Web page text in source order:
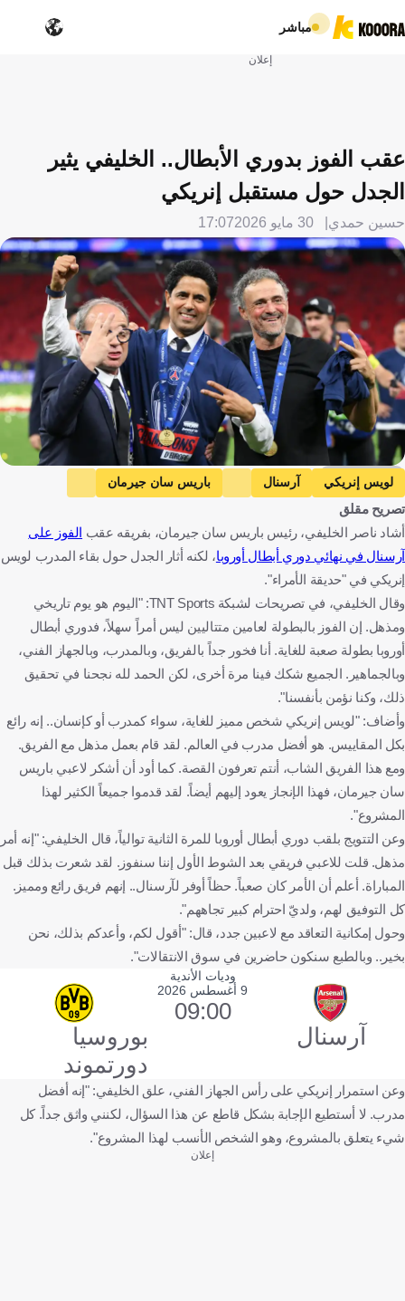
مباشر
إعلان
عقب الفوز بدوري الأبطال.. الخليفي يثير
الجدل حول مستقبل إنريكي
حسين حمدي 30 مايو 2026 17:07
Getty Images
لويس إنريكي آرسنال
باريس سان جيرمان
دوري أبطال أوروبا
تصريح مقلق
أشاد ناصر الخليفي، رئيس باريس سان جيرمان، بفريقه عقب الفوز على
آرسنال في نهائي دوري أبطال أوروبا، لكنه أثار الجدل حول بقاء المدرب لويس
إنريكي في "حديقة الأمراء".
وقال الخليفي، في تصريحات لشبكة TNT Sports: "اليوم هو يوم تاريخي
ومذهل. إن الفوز بالبطولة لعامين متتاليين ليس أمراً سهلاً، فدوري أبطال
أوروبا بطولة صعبة للغاية. أنا فخور جداً بالفريق، وبالمدرب، وبالجهاز الفني،
وبالجماهير. الجميع شكك فينا مرة أخرى، لكن الحمد لله نجحنا في تحقيق
ذلك، وكنا نؤمن بأنفسنا".
وأضاف: "لويس إنريكي شخص مميز للغاية، سواء كمدرب أو كإنسان.. إنه رائع
بكل المقاييس. هو أفضل مدرب في العالم. لقد قام بعمل مذهل مع الفريق.
ومع هذا الفريق الشاب، أنتم تعرفون القصة. كما أود أن أشكر لاعبي باريس
سان جيرمان، فهذا الإنجاز يعود إليهم أيضاً. لقد قدموا جميعاً الكثير لهذا
المشروع".
وعن التتويج بلقب دوري أبطال أوروبا للمرة الثانية توالياً، قال الخليفي: "إنه أمر
مذهل. قلت للاعبي فريقي بعد الشوط الأول إننا سنفوز. لقد شعرت بذلك قبل
المباراة. أعلم أن الأمر كان صعباً. حظاً أوفر لآرسنال.. إنهم فريق رائع ومميز.
كل التوفيق لهم، ولديّ احترام كبير تجاههم".
وحول إمكانية التعاقد مع لاعبين جدد، قال: "أقول لكم، وأعدكم بذلك، نحن
بخير.. وبالطبع سنكون حاضرين في سوق الانتقالات".
وديات الأندية
آرسنال
9 أغسطس 2026
09:00
بوروسيا
دورتموند
وعن استمرار إنريكي على رأس الجهاز الفني، علق الخليفي: "إنه أفضل
مدرب. لا أستطيع الإجابة بشكل قاطع عن هذا السؤال، لكنني واثق جداً. كل
شيء يتعلق بالمشروع، وهو الشخص الأنسب لهذا المشروع".
إعلان